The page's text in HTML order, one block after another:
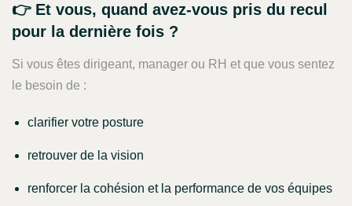
👉 Et vous, quand avez-vous pris du recul
pour la dernière fois ?
Si vous êtes dirigeant, manager ou RH et que vous sentez
le besoin de :
clarifier votre posture
retrouver de la vision
renforcer la cohésion et la performance de vos équipes